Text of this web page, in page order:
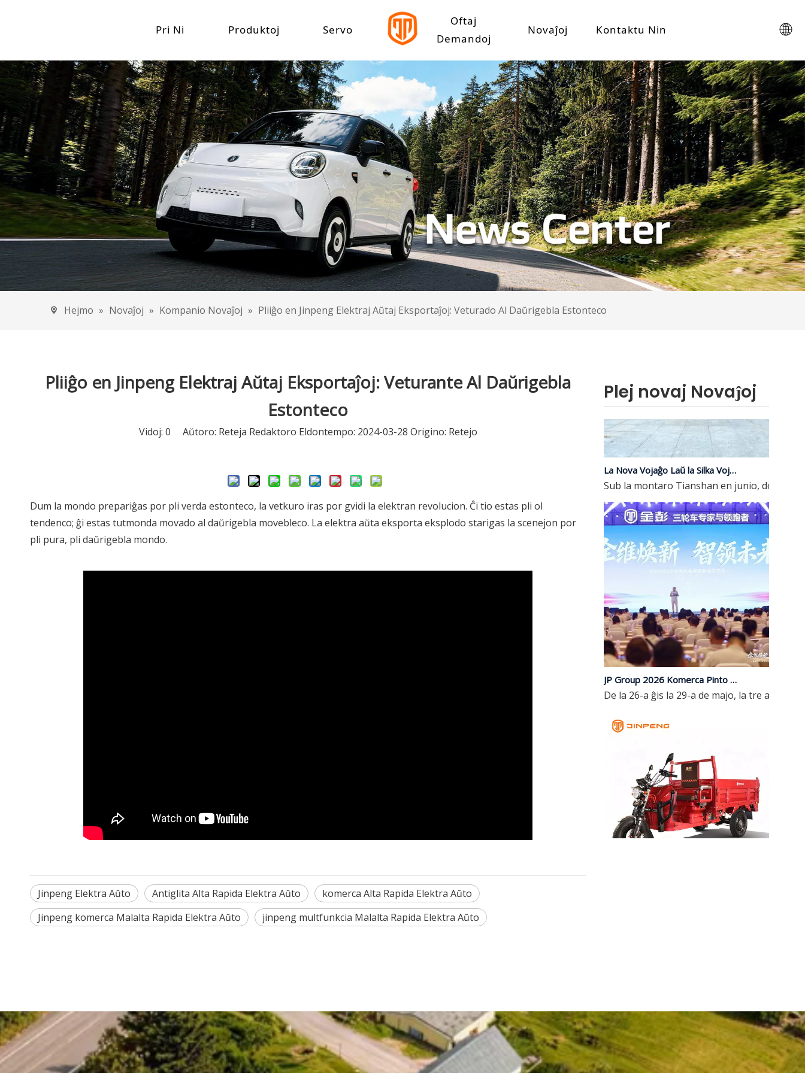
Pri Ni
Kompanio Profilo
Mejloŝtono de Jinpeng
Produktoj
Elektra Aŭto
Alta Rapida Elektra Aŭto
Malalta Rapida Elektra Aŭto
Elektra Triciklo
Elektra Karga Triciklo
Elektra Libertempa Triciklo
Elektra Pasaĝera Triciklo
Elektra Rikiŝo
Elektraj Motorcikloj
EEC Aŭtoj
Eec Elektra Aŭto
Servo
Elŝuta Centro
Oftaj
Demandoj
Novaĵoj Kontaktu Nin
Hejmo » Novaĵoj » Kompanio Novaĵoj » Pliiĝo en Jinpeng Elektraj Aŭtaj ​​Eksportaĵoj: Veturado Al Daŭrigebla Estonteco
Pliiĝo en Jinpeng Elektraj Aŭtaj ​​Eksportaĵoj: Veturante Al Daŭrigebla
Estonteco
Vidoj: 0 Aŭtoro: Reteja Redaktoro Eldontempo: 2024-03-28 Origino: Retejo
Dum la mondo prepariĝas por pli verda estonteco, la vetkuro iras por gvidi la elektran revolucion. Ĉi tio estas pli ol
tendenco; ĝi estas tutmonda movado al daŭrigebla movebleco. La elektra aŭta eksporta eksplodo starigas la scenejon por
pli pura, pli daŭrigebla mondo.
Jinpeng Elektra Aŭto Antiglita Alta Rapida Elektra Aŭto
komerca Alta Rapida Elektra Aŭto
Jinpeng komerca Malalta Rapida Elektra Aŭto
jinpeng multfunkcia Malalta Rapida Elektra Aŭto
Plej novaj Novaĵoj
Elektra Rikiŝo kontraŭ Elektra Pasaĝera Triciklo por Urba Transporto
Komparu elektra
La Nova Vojaĝo Laŭ la Silka Vojo | JP Gr�arĝa tempo, ĝi helpas redukti ĉiutagajn vojaĝkostojn antaŭenigante verdan vojaĝon.
Sub la montaro Tianshan en junio, dolĉaj
JP Group 2026 Komerca Pinto & Lanĉo de Nova Produkto Finiĝas Sukcese | Ampleksa Ĝisdatigo, Gvidante la Estontecon per Inteligenteco
De la 26-a ĝis la 29-a de majo, la tre